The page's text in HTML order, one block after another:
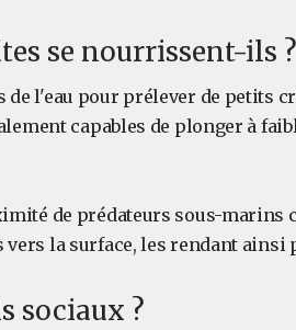
se nourrissent-ils ?
de l'eau pour prélever de petits
capables de plonger à
de prédateurs sous-marins
la surface, les rendant ainsi
sociaux ?